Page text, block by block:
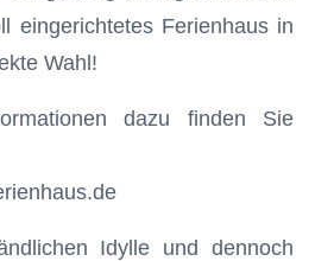
eingerichtetes Ferienhaus in
Wahl!
dazu finden Sie
Idylle und dennoch